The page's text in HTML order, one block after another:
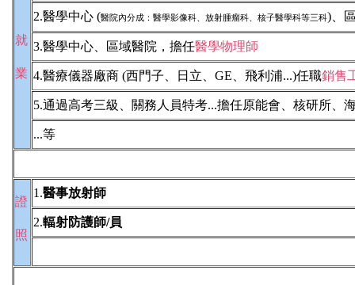
就
業
2.醫學中心 (醫院內分成：醫學影像科、放射腫瘤科、核子醫學科等三科)、
3.醫學中心、區域醫院，擔任醫學物理師
4.醫療儀器廠商 (西門子、日立、GE、飛利浦...)任職銷售
5.通過高考三級、關務人員特考...擔任原能會、核研所、
...等
證
照
1.醫事放射師
2.輻射防護師/員